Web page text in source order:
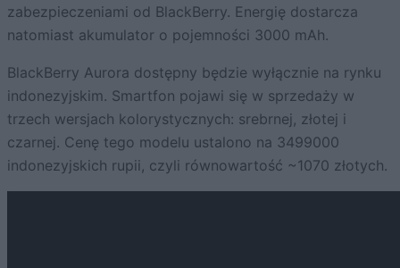
zabezpieczeniami od BlackBerry. Energię dostarcza
natomiast akumulator o pojemności 3000 mAh.
BlackBerry Aurora dostępny będzie wyłącznie na rynku
indonezyjskim. Smartfon pojawi się w sprzedaży w
trzech wersjach kolorystycznych: srebrnej, złotej i
czarnej. Cenę tego modelu ustalono na 3499000
indonezyjskich rupii, czyli równowartość ~1070 złotych.